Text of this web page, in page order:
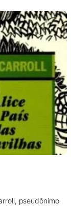
pseudônimo